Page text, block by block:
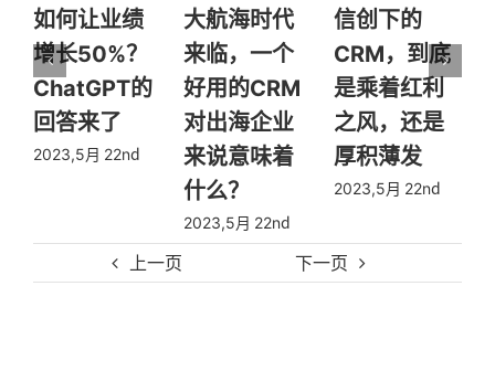
上一页 下一页
如何让业绩
增长50%？
ChatGPT的
回答来了
2023,5月 22nd
大航海时代
来临，一个
好用的CRM
对出海企业
来说意味着
什么？
2023,5月 22nd
信创下的
CRM，到底
是乘着红利
之风，还是
厚积薄发
2023,5月 22nd